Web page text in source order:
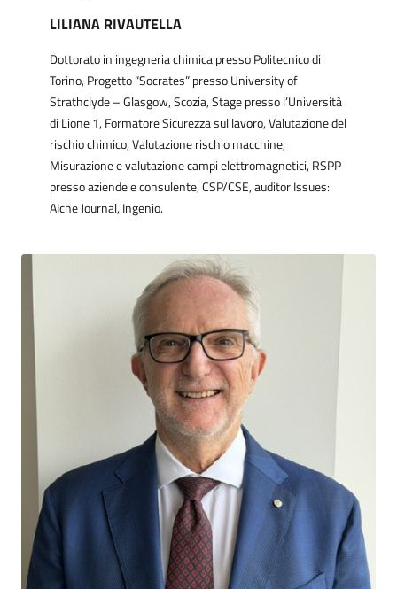
LILIANA RIVAUTELLA
Dottorato in ingegneria chimica presso Politecnico di
Torino, Progetto “Socrates” presso University of
Strathclyde – Glasgow, Scozia, Stage presso l’Università
di Lione 1, Formatore Sicurezza sul lavoro, Valutazione del
rischio chimico, Valutazione rischio macchine,
Misurazione e valutazione campi elettromagnetici, RSPP
presso aziende e consulente, CSP/CSE, auditor Issues:
AIche Journal, Ingenio.